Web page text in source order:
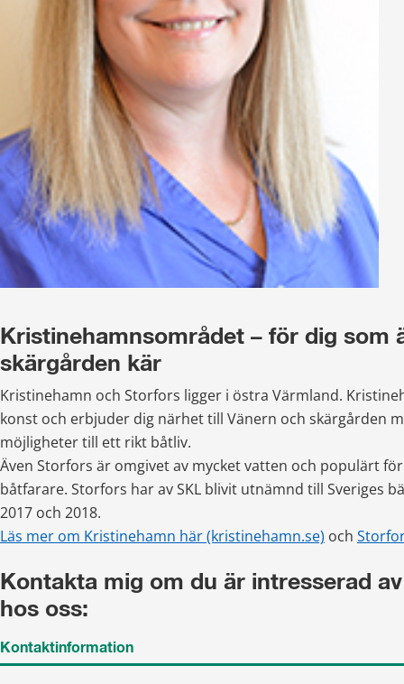
Kristinehamnsområdet – för dig som
skärgården kär
Kristinehamn och Storfors ligger i östra Värmland.
konst och erbjuder dig närhet till Vänern och skärgården
möjligheter till ett rikt båtliv.
Även Storfors är omgivet av mycket vatten och populärt
båtfarare. Storfors har av SKL blivit utnämnd till Sveriges
2017 och 2018.
Läs mer om Kristinehamn här (kristinehamn.se) och
Kontakta mig om du är intresserad
hos oss:
Kontaktinformation